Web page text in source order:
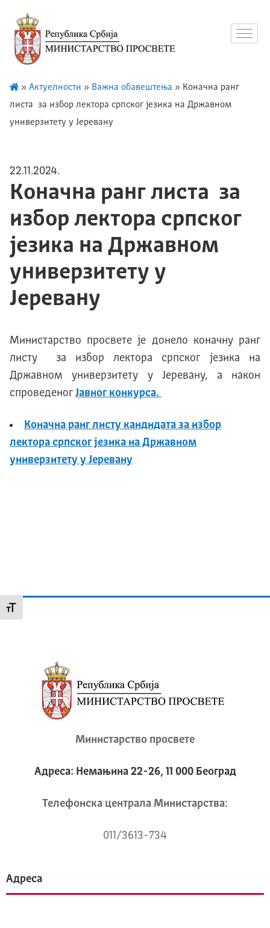
Промени величину слова
» Актуелности » Важна обавештења » Kоначнa ранг
листa за избор лектора српског језика на Државном
универзитету у Јеревану
22.11.2024.
Kоначнa ранг листa за
избор лектора српског
језика на Државном
универзитету у
Јеревану
Министарство просвете је донело коначну ранг
листу за избор лектора српског језика на
Државном универзитету у Јеревану, а након
спроведеног Јавног конкурса.
Kоначнa ранг листу кандидата за избор
лектора српског језика на Државном
универзитету у Јеревану
Министарство просвете
Адреса: Немањина 22-26, 11 000 Београд
Телeфонска централа Mинистарства:
011/3613-734
Адреса